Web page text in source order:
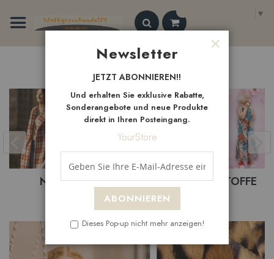
Inhalt
springen
▼
Search
NeueArtikel
BEKLEIDUNGSTOFFE BASTELSTOFFE
Newsletter
JETZT ABONNIEREN!!
Und erhalten Sie exklusive Rabatte,
Sonderangebote und neue Produkte
direkt in Ihren Posteingang.
YourStore
ABONNIEREN
Dieses Pop-up nicht mehr anzeigen!